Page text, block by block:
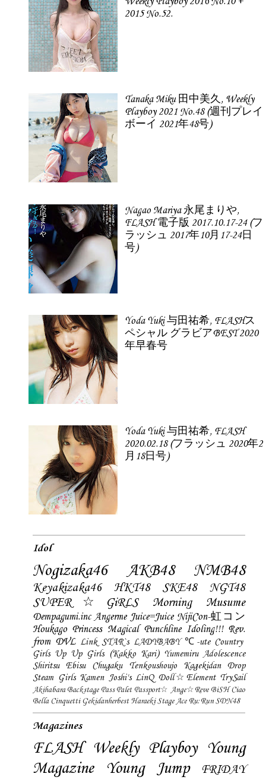
2015 No.52.
Tanaka Miku 田中美久, Weekly
Playboy 2021 No.48 (週刊プレイ
ボーイ 2021年48号)
Nagao Mariya 永尾まりや,
FLASH 電子版 2017.10.17-24 (フ
ラッシュ 2017年10月17-24日
号)
Yoda Yuki 与田祐希, FLASHス
ペシャル グラビアBEST 2020
年早春号
Yoda Yuki 与田祐希, FLASH
2020.02.18 (フラッシュ 2020年2
月18日号)
Idol
Nogizaka46 AKB48 NMB48
Keyakizaka46 HKT48 SKE48
NGT48
SUPER☆GiRLS
Morning Musume
Dempagumi.inc Angerme Juice=Juice NijiCon-虹コン
Houkago Princess Magical Punchline Idoling!!! Rev.
from DVL Link STAR`s LADYBABY ℃-ute Country
Girls Up Up Girls (Kakko Kari) Yumemiru Adolescence
Shiritsu Ebisu Chugaku
Tenkoushoujo Kagekidan
Drop
Steam Girls Kamen Joshi's LinQ Doll☆Element TrySail
Akihabara Backstage Pass Palet Passport☆ Ange☆Reve BiSH Ciao
Bella Cinquetti Gekidanherbest Haraeki Stage Ace Ru:Run SDN48
Magazines
FLASH Weekly Playboy Young
Magazine
Young Jump
FRIDAY